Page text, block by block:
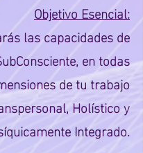
Objetivo Esencial:
las capacidades de
en todas
de tu trabajo
Holístico y
Integrado.